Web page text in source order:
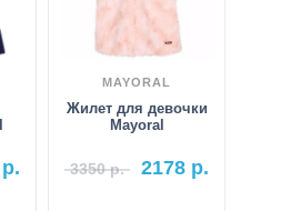
р.
MAYORAL
Жилет для девочки
Mayoral
3350р. 2178 р.